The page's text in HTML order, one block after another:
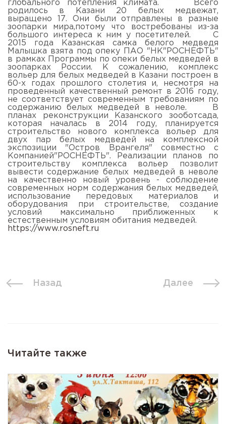
глобального потепления климата. Всего
родилось в Казани 20 белых медвежат,
выращено 17. Они были отправлены в разные
зоопарки мира,потому что востребованы из-за
большого интереса к ним у посетителей. С
2015 года Казанская самка белого медведя
Малышка взята под опеку ПАО "НК"РОСНЕФТЬ"
в рамках Программы по опеки белых медведей в
зоопарках России. К сожалению, комплекс
вольер для белых медведей в Казани построен в
60-х годах прошлого столетия и, несмотря на
проведенный качественный ремонт в 2016 году,
не соответствует современным требованиям по
содержанию белых медведей в неволе. В
планах реконструкции Казанского зооботсада,
которая началась в 2014 году, планируется
строительство нового комплекса вольер для
двух пар белых медведей на комплексной
экспозиции "Остров Врангеля" совместно с
Компанией"РОСНЕФТЬ". Реализации планов по
строительству комплекса вольер позволит
вывести содержание белых медведей в неволе
на качественно новый уровень - соблюдение
современных норм содержания белых медведей,
использование передовых материалов и
оборудования при строительстве, создание
условий максимально приближенных к
естественным условиям обитания медведей.
https://www.rosneft.ru
Назад Далее
Читайте также